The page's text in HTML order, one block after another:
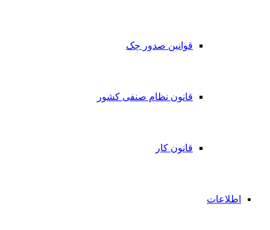
قوانین صدور چک
قانون نظام صنفی کشور
قانون کار
اطلاعات